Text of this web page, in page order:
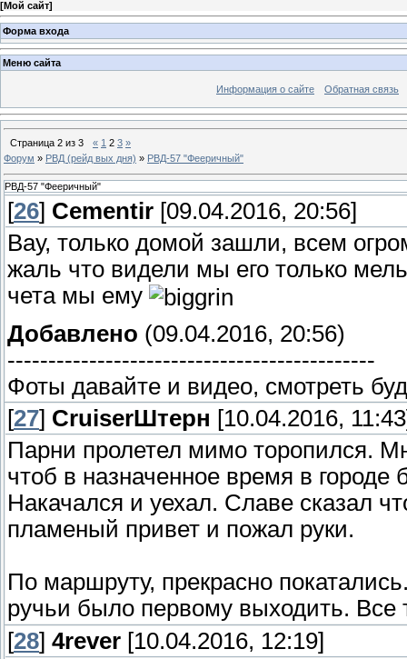
[Мой сайт]
Форма входа
Меню сайта
Информация о сайте Обратная связь
Страница 2 из 3 « 1 2 3 »
Форум » РВД (рейд вых дня) » РВД-57 "Фееричный"
РВД-57 "Фееричный"
[26] Cementir [09.04.2016, 20:56]
Вау, только домой зашли, всем
жаль что видели мы его только
чета мы ему
Добавлено (09.04.2016, 20:56)
---------------------------------------------
Фоты давайте и видео, смотреть
[27] СruiserШтерн [10.04.2016,
Парни пролетел мимо торопился.
чтоб в назначенное время в
Накачался и уехал. Славе сказал
пламеный привет и пожал руки.
По маршруту, прекрасно
ручьи было первому выходить.
[28] 4rever [10.04.2016, 12:19]